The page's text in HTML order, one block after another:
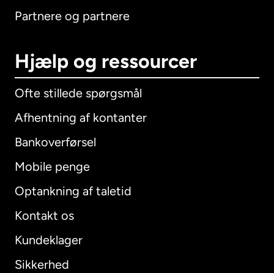
Partnere og partnere
Hjælp og ressourcer
Ofte stillede spørgsmål
Afhentning af kontanter
Bankoverførsel
Mobile penge
Optankning af taletid
Kontakt os
Kundeklager
Sikkerhed